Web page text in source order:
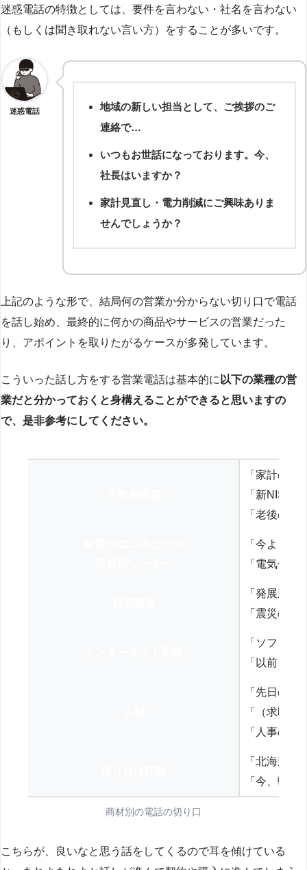
迷惑電話の特徴としては、要件を言わない・社名を言わない
（もしくは聞き取れない言い方）をすることが多いです。
迷惑電話
地域の新しい担当として、ご挨拶のご
連絡で…
いつもお世話になっております。今、
社長はいますか？
家計見直し・電力削減にご興味ありま
せんでしょうか？
上記のような形で、結局何の営業か分からない切り口で電話
を話し始め、最終的に何かの商品やサービスの営業だった
り、アポイントを取りたがるケースが多発しています。
こういった話し方をする営業電話は基本的に 以下の業種の営
業だと分かっておくと身構えることができると思いますの
で、是非参考にしてください。
「家計の見
「新NISA
「老後の
「今より
「電気代を
「発展途
「震災の
「ソフト
「以前、
「先日の
「（求職
「人事の方
「北海道
「今、弊
商材別の電話の切り口
こちらが、良いなと思う話をしてくるので耳を傾けている